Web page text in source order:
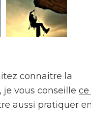
connaitre la
vous conseille ce
aussi pratiquer